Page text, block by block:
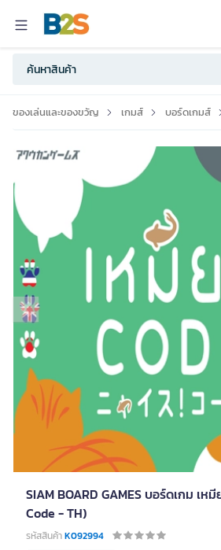
ของเล่นและของขวัญ เกมส์ บอร์ดเกมส์
Previous slide
SIAM BOARD GAMES บอร์ดเกม เห
Code - TH)
รหัสสินค้าK092994